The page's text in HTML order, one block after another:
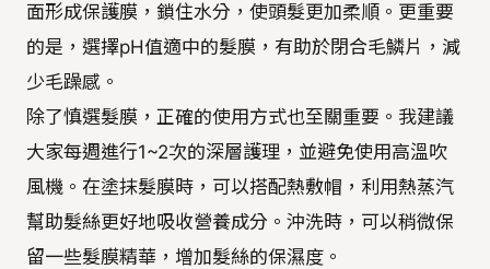
面形成保護膜，鎖住水分，使頭髮更加柔順。更重要
的是，選擇pH值適中的髮膜，有助於閉合毛鱗片，減
少毛躁感。
除了慎選髮膜，正確的使用方式也至關重要。我建議
大家每週進行1~2次的深層護理，並避免使用高溫吹
風機。在塗抹髮膜時，可以搭配熱敷帽，利用熱蒸汽
幫助髮絲更好地吸收營養成分。沖洗時，可以稍微保
留一些髮膜精華，增加髮絲的保濕度。